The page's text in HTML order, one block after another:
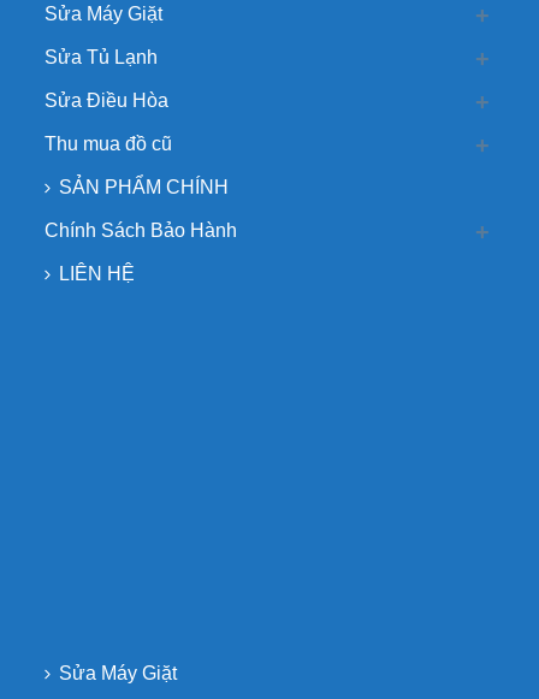
Sửa Máy Giặt
Sửa Tủ Lạnh
Sửa Điều Hòa
Thu mua đồ cũ
SẢN PHẨM CHÍNH
Chính Sách Bảo Hành
LIÊN HỆ
Sửa Máy Giặt